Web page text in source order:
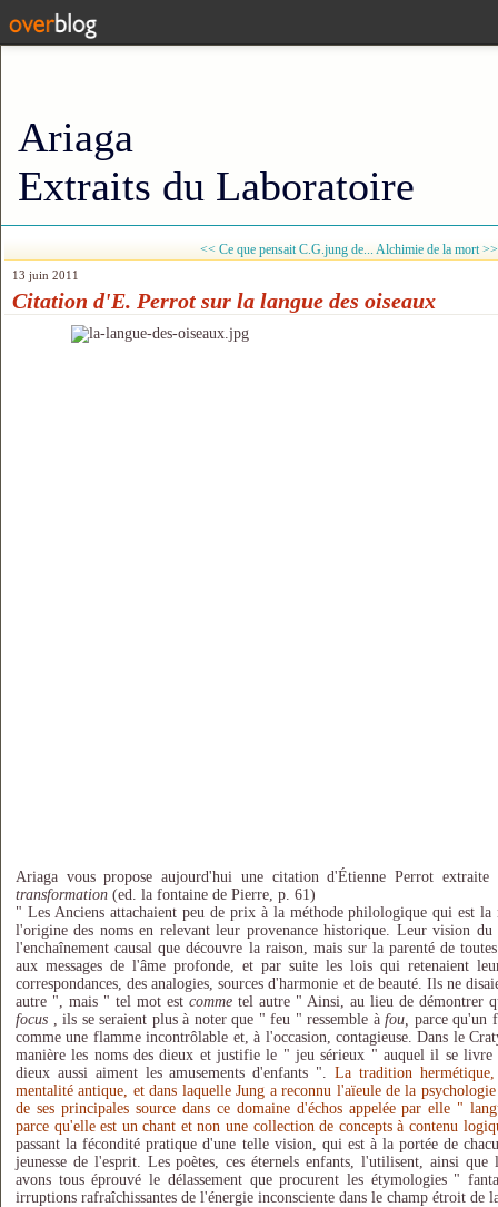
Ariaga
Extraits du Laboratoire
<< Ce que pensait C.G.jung de... Alchimie de la mort >>
13 juin 2011
Citation d'E. Perrot sur la langue des oiseaux
Ariaga vous propose aujourd'hui une citation d'Étienne Perrot
transformation (ed. la fontaine de Pierre, p. 61)
" Les Anciens attachaient peu de prix à la méthode philologique qui est
l'origine des noms en relevant leur provenance historique. Leur vision du
l'enchaînement causal que découvre la raison, mais sur la parenté de
aux messages de l'âme profonde, et par suite les lois qui retenaient
correspondances, des analogies, sources d'harmonie et de beauté. Ils ne
autre ", mais " tel mot est comme tel autre " Ainsi, au lieu de démontrer
focus , ils se seraient plus à noter que " feu " ressemble àfou, parce qu'un
comme une flamme incontrôlable et, à l'occasion, contagieuse. Dans le
manière les noms des dieux et justifie le " jeu sérieux " auquel il se livre
dieux aussi aiment les amusements d'enfants ". La tradition
mentalité antique, et dans laquelle Jung a reconnu l'aïeule de la
de ses principales source dans ce domaine d'échos appelée par elle "
parce qu'elle est un chant et non une collection de concepts à contenu
passant la fécondité pratique d'une telle vision, qui est à la portée de
jeunesse de l'esprit. Les poètes, ces éternels enfants, l'utilisent, ainsi que
avons tous éprouvé le délassement que procurent les étymologies "
irruptions rafraîchissantes de l'énergie inconsciente dans le champ étroit de